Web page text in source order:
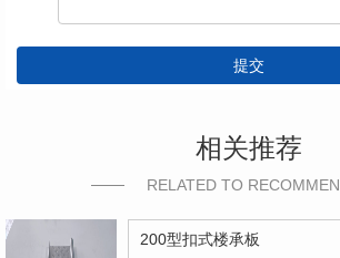
提交
相关推荐
RELATED TO
200型扣式楼承板